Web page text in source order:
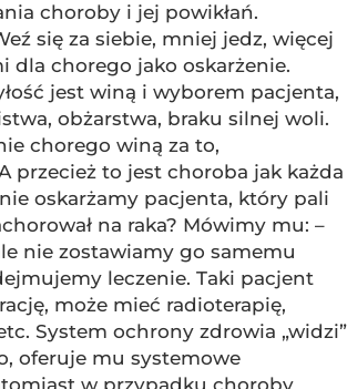
choroby i jej powikłań.
się za siebie, mniej jedz, więcej
dla chorego jako oskarżenie.
jest winą i wyborem pacjenta,
obżarstwa, braku silnej woli.
chorego winą za to,
przecież to jest choroba jak każda
oskarżamy pacjenta, który pali
na raka? Mówimy mu: –
nie zostawiamy go samemu
leczenie. Taki pacjent
może mieć radioterapię,
System ochrony zdrowia „widzi”
oferuje mu systemowe
w przypadku choroby